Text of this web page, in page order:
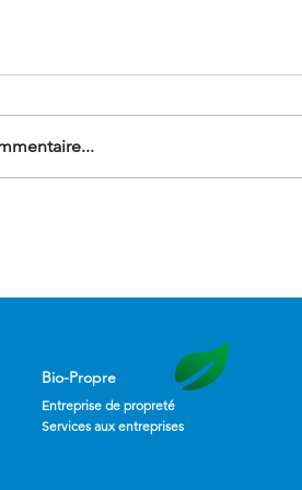
Bio-Propre
Entreprise de propreté
Services aux entreprises